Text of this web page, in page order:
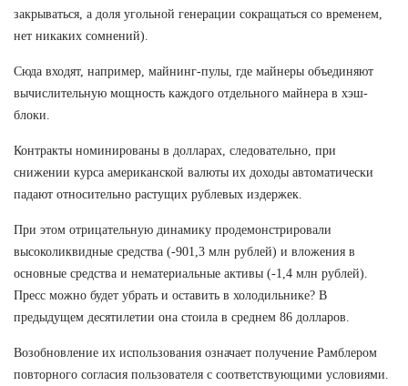
закрываться, а доля угольной генерации сокращаться со временем,
нет никаких сомнений).
Сюда входят, например, майнинг-пулы, где майнеры объединяют
вычислительную мощность каждого отдельного майнера в хэш-
блоки.
Контракты номинированы в долларах, следовательно, при
снижении курса американской валюты их доходы автоматически
падают относительно растущих рублевых издержек.
При этом отрицательную динамику продемонстрировали
высоколиквидные средства (-901,3 млн рублей) и вложения в
основные средства и нематериальные активы (-1,4 млн рублей).
Пресс можно будет убрать и оставить в холодильнике? В
предыдущем десятилетии она стоила в среднем 86 долларов.
Возобновление их использования означает получение Рамблером
повторного согласия пользователя с соответствующими условиями.